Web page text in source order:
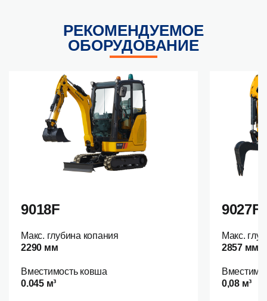
РЕКОМЕНДУЕМОЕ
ОБОРУДОВАНИЕ
9018F
Макс. глубина копания
2290 мм
Вместимость ковша
0.045 м³
Макс.
2857 мм
0,08 м³